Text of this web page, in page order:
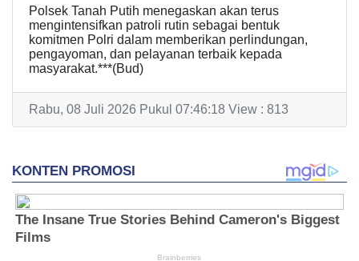
Polsek Tanah Putih menegaskan akan terus
mengintensifkan patroli rutin sebagai bentuk
komitmen Polri dalam memberikan perlindungan,
pengayoman, dan pelayanan terbaik kepada
masyarakat.***(Bud)
Rabu, 08 Juli 2026 Pukul 07:46:18 View : 813